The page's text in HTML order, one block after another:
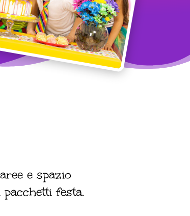
e spazio
festa.